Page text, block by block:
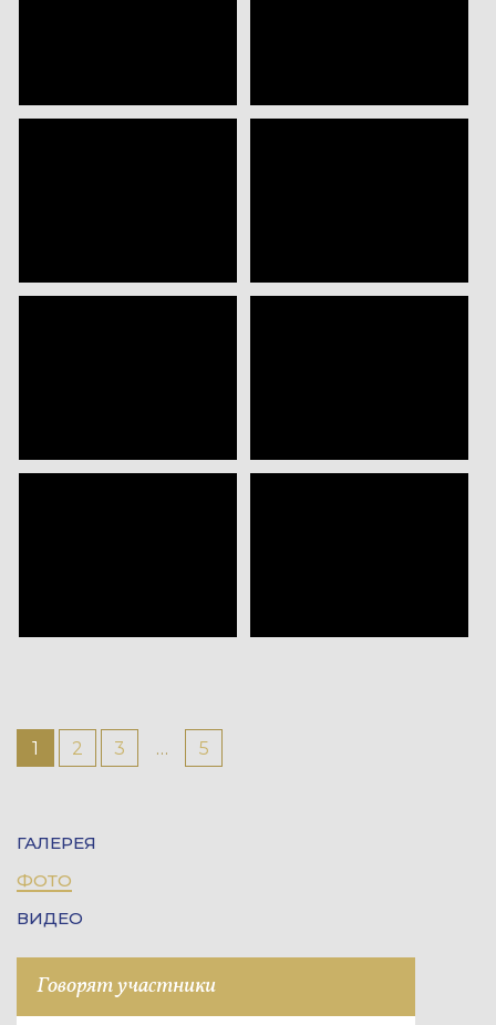
1 2 3 … 5
ГАЛЕРЕЯ
ФОТО
ВИДЕО
Говорят участники